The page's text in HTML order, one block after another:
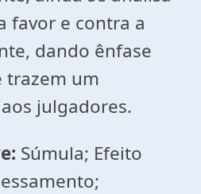
favor e contra a
dando ênfase
trazem um
julgadores.
Súmula; Efeito